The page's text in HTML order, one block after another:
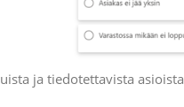
ja tiedotettavista asioista